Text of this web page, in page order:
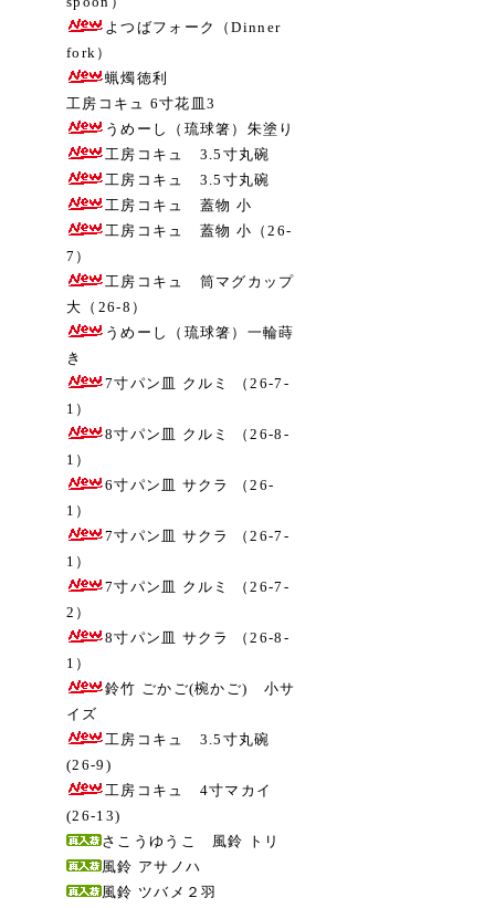
よつばフォーク（Dinner
fork）
蝋燭徳利
工房コキュ 6寸花皿3
うめーし（琉球箸）朱塗り
工房コキュ 3.5寸丸碗
工房コキュ 3.5寸丸碗
工房コキュ 蓋物 小
工房コキュ 蓋物 小（26-
7）
工房コキュ 筒マグカップ
大（26-8）
うめーし（琉球箸）一輪蒔
き
7寸パン皿 クルミ （26-7-
1）
8寸パン皿 クルミ （26-8-
1）
6寸パン皿 サクラ （26-
1）
7寸パン皿 サクラ （26-7-
1）
7寸パン皿 クルミ （26-7-
2）
8寸パン皿 サクラ （26-8-
1）
鈴竹 ごかご(椀かご) 小サ
イズ
工房コキュ 3.5寸丸碗
(26-9)
工房コキュ 4寸マカイ
(26-13)
さこうゆうこ 風鈴 トリ
風鈴 アサノハ
風鈴 ツバメ２羽